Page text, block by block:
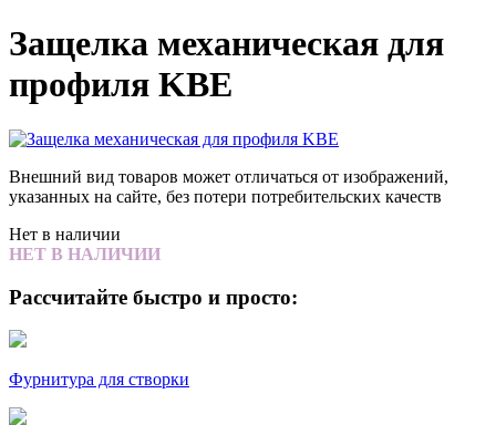
Защелка механическая для
профиля KBE
Внешний вид товаров может отличаться от изображений,
указанных на сайте, без потери потребительских качеств
Нет в наличии
НЕТ В НАЛИЧИИ
Рассчитайте быстро и просто:
Фурнитура для створки